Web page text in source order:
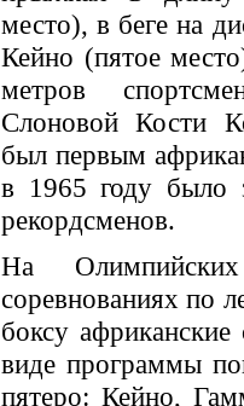
место), в беге на
Кейно (пятое
метров
Слоновой Кости
был первым
в 1965 году было
рекордсменов.
На
соревнованиях по
боксу
виде программы
пятеро: Кейно,